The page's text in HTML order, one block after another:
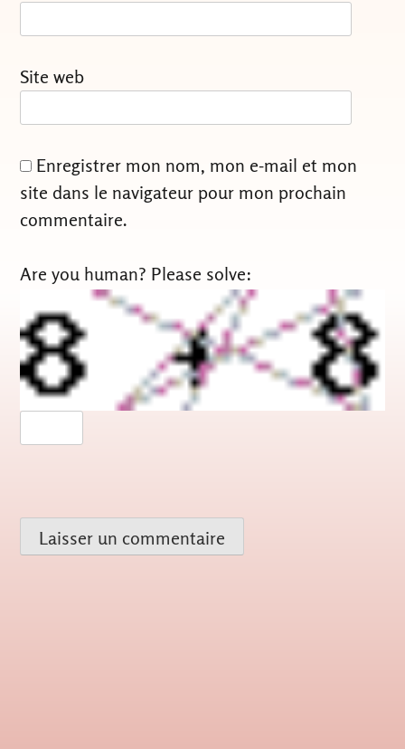
Site web
Enregistrer mon nom, mon e-mail et mon
site dans le navigateur pour mon prochain
commentaire.
Are you human? Please solve: